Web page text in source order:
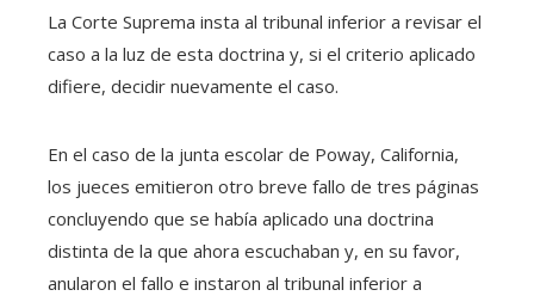
La Corte Suprema insta al tribunal inferior a revisar el
caso a la luz de esta doctrina y, si el criterio aplicado
difiere, decidir nuevamente el caso.
En el caso de la junta escolar de Poway, California,
los jueces emitieron otro breve fallo de tres páginas
concluyendo que se había aplicado una doctrina
distinta de la que ahora escuchaban y, en su favor,
anularon el fallo e instaron al tribunal inferior a